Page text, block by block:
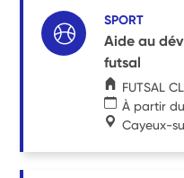
SPORT
Aide au
futsal
FUTSAL
À partir
Cayeux-